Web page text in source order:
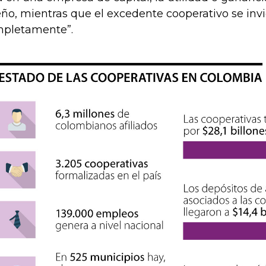
mientras que el excedente cooperativo se